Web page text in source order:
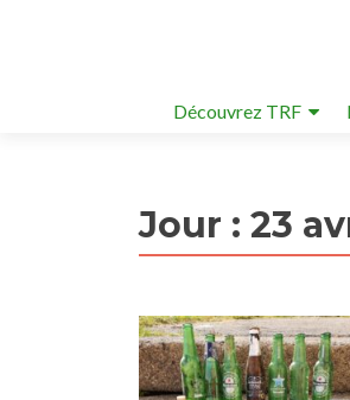
Découvrez TRF
Jour : 23